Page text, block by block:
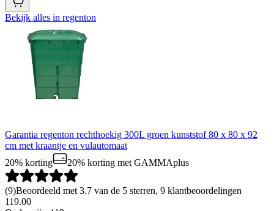
Bekijk alles in regenton
Garantia regenton rechthoekig 300L groen kunststof 80 x 80 x 92
cm met kraantje en vulautomaat
20% korting
20% korting met GAMMAplus
(9)Beoordeeld met 3.7 van de 5 sterren, 9 klantbeoordelingen
119.00